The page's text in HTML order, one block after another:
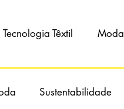
Tecnologia Têxtil Moda
Sustentabilidade